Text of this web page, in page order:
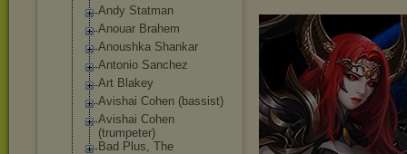
Andy Statman
Anouar Brahem
Anoushka Shankar
Antonio Sanchez
Art Blakey
Avishai Cohen (bassist)
Avishai Cohen
(trumpeter)
Bad Plus, The